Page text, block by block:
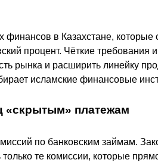
в Казахстане, которые
процент. Чёткие требования
рынка и расширить линейку
исламские финансовые
«скрытым» платежам
по банковским займам.
те комиссии, которые